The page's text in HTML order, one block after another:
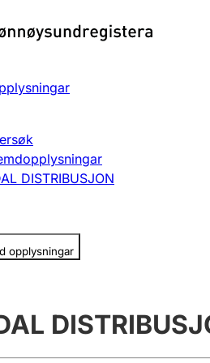
endre, slette
DISTRIBUSJON
opplysningar
er skjult